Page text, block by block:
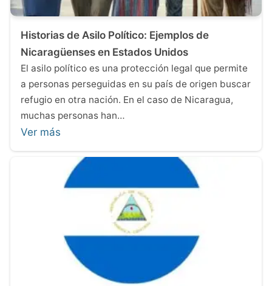
Historias de Asilo Político: Ejemplos de
Nicaragüenses en Estados Unidos
El asilo político es una protección legal que permite
a personas perseguidas en su país de origen buscar
refugio en otra nación. En el caso de Nicaragua,
muchas personas han…
Ver más